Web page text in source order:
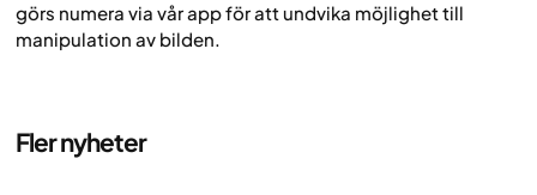
görs numera via vår app för att undvika möjlighet till
manipulation av bilden.
Fler nyheter